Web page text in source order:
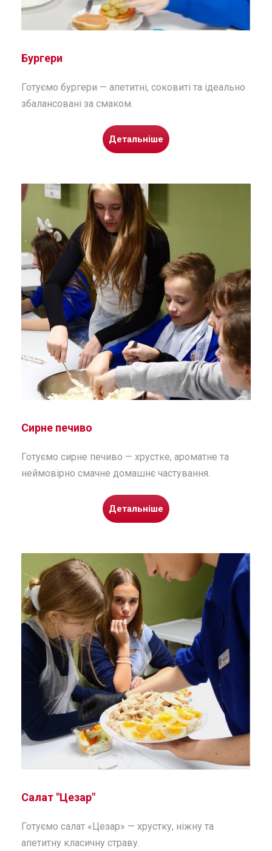
Бургери
Готуємо бургери — апетитні, соковиті та ідеально
збалансовані за смаком.
Детальніше
Сирне печиво
Готуємо сирне печиво — хрустке, ароматне та
неймовірно смачне домашнє частування.
Детальніше
Салат "Цезар"
Готуємо салат «Цезар» — хрустку, ніжну та
апетитну класичну страву.